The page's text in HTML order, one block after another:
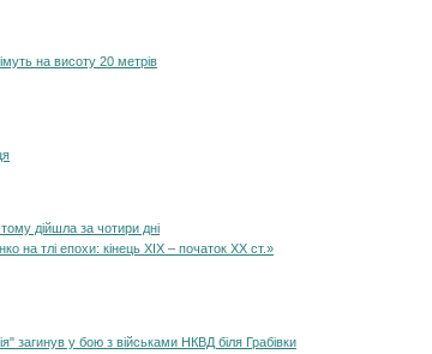
на висоту 20 метрів
дійшла за чотири дні
на тлі епохи: кінець XIX – початок XX ст.»
загинув у бою з військами НКВД біля Грабівки